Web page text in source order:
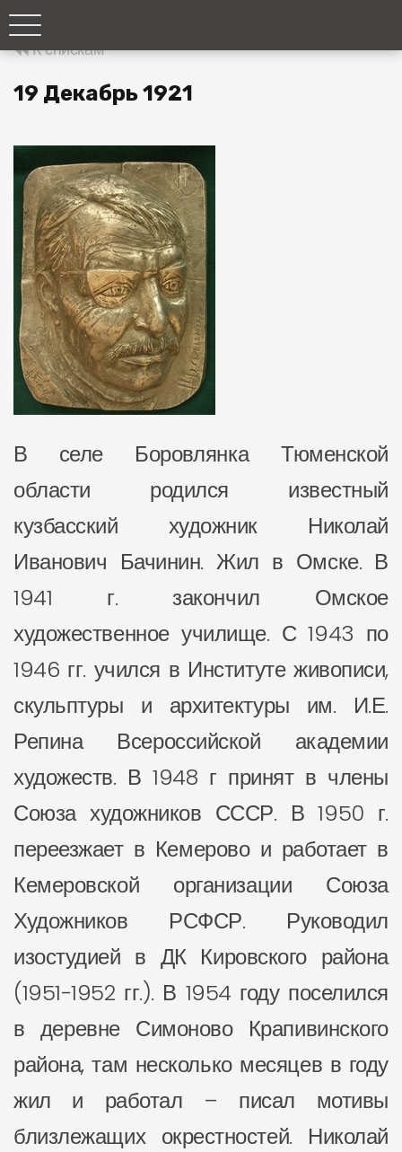
К спискам
19 Декабрь 1921
В селе Боровлянка Тюменской
области родился известный
кузбасский художник Николай
Иванович Бачинин. Жил в Омске. В
1941 г. закончил Омское
художественное училище. С 1943 по
1946 гг. учился в Институте живописи,
скульптуры и архитектуры им. И.Е.
Репина Всероссийской академии
художеств. В 1948 г принят в члены
Союза художников СССР. В 1950 г.
переезжает в Кемерово и работает в
Кемеровской организации Союза
Художников РСФСР. Руководил
изостудией в ДК Кировского района
(1951-1952 гг.). В 1954 году поселился
в деревне Симоново Крапивинского
района, там несколько месяцев в году
жил и работал – писал мотивы
близлежащих окрестностей. Николай